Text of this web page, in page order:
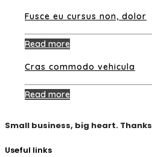
Fusce eu cursus non, dolor
Read more
Cras commodo vehicula
Read more
Small business, big heart.
Useful links